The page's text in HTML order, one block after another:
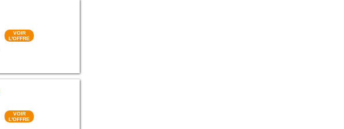
VOIR
L'OFFRE
VOIR
L'OFFRE